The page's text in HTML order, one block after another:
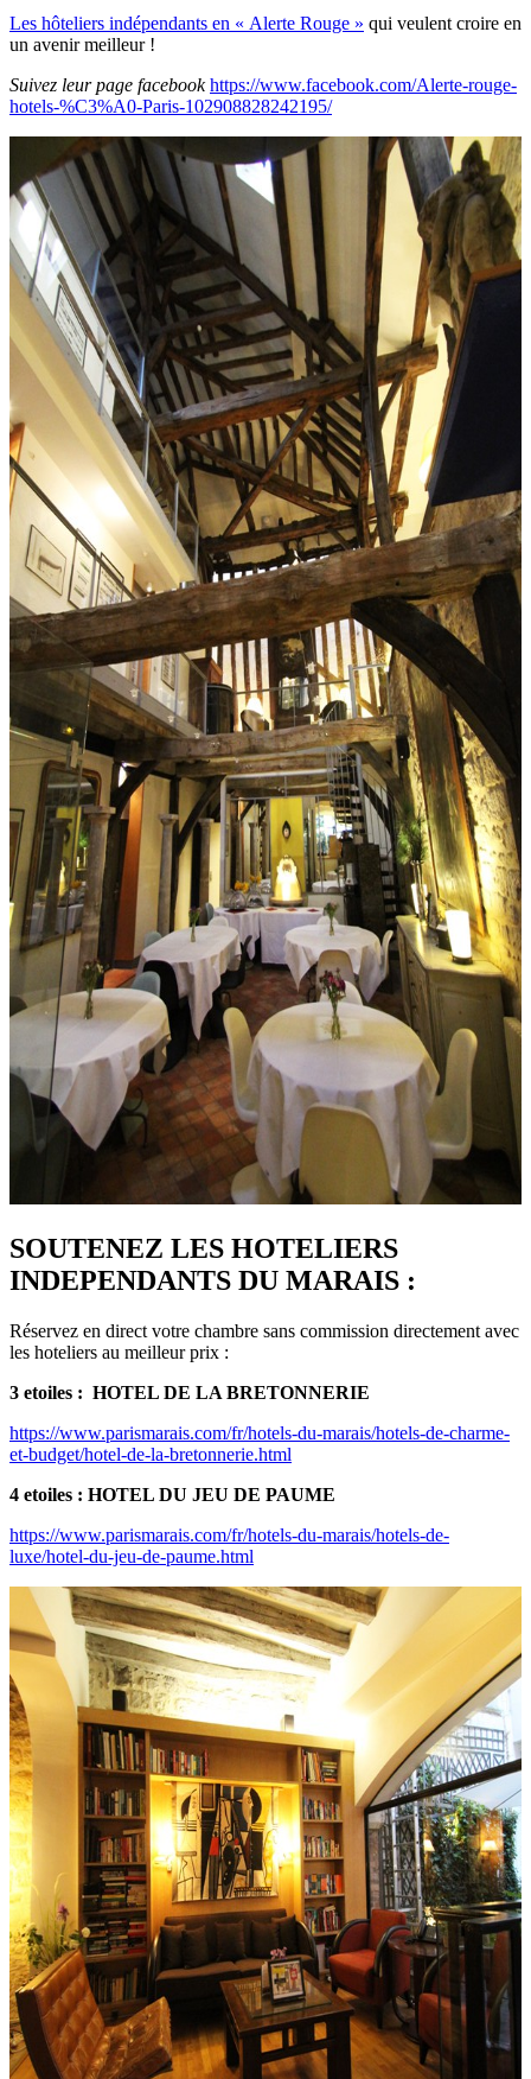
Les hôteliers indépendants en « Alerte Rouge » qui veulent croire en
un avenir meilleur !
Suivez leur page facebookhttps://www.facebook.com/Alerte-rouge-
hotels-%C3%A0-Paris-102908828242195/
SOUTENEZ LES HOTELIERS
INDEPENDANTS DU MARAIS :
Réservez en direct votre chambre sans commission directement avec
les hoteliers au meilleur prix :
3 etoiles : HOTEL DE LA BRETONNERIE
https://www.parismarais.com/fr/hotels-du-marais/hotels-de-charme-
et-budget/hotel-de-la-bretonnerie.html
4 etoiles : HOTEL DU JEU DE PAUME
https://www.parismarais.com/fr/hotels-du-marais/hotels-de-
luxe/hotel-du-jeu-de-paume.html